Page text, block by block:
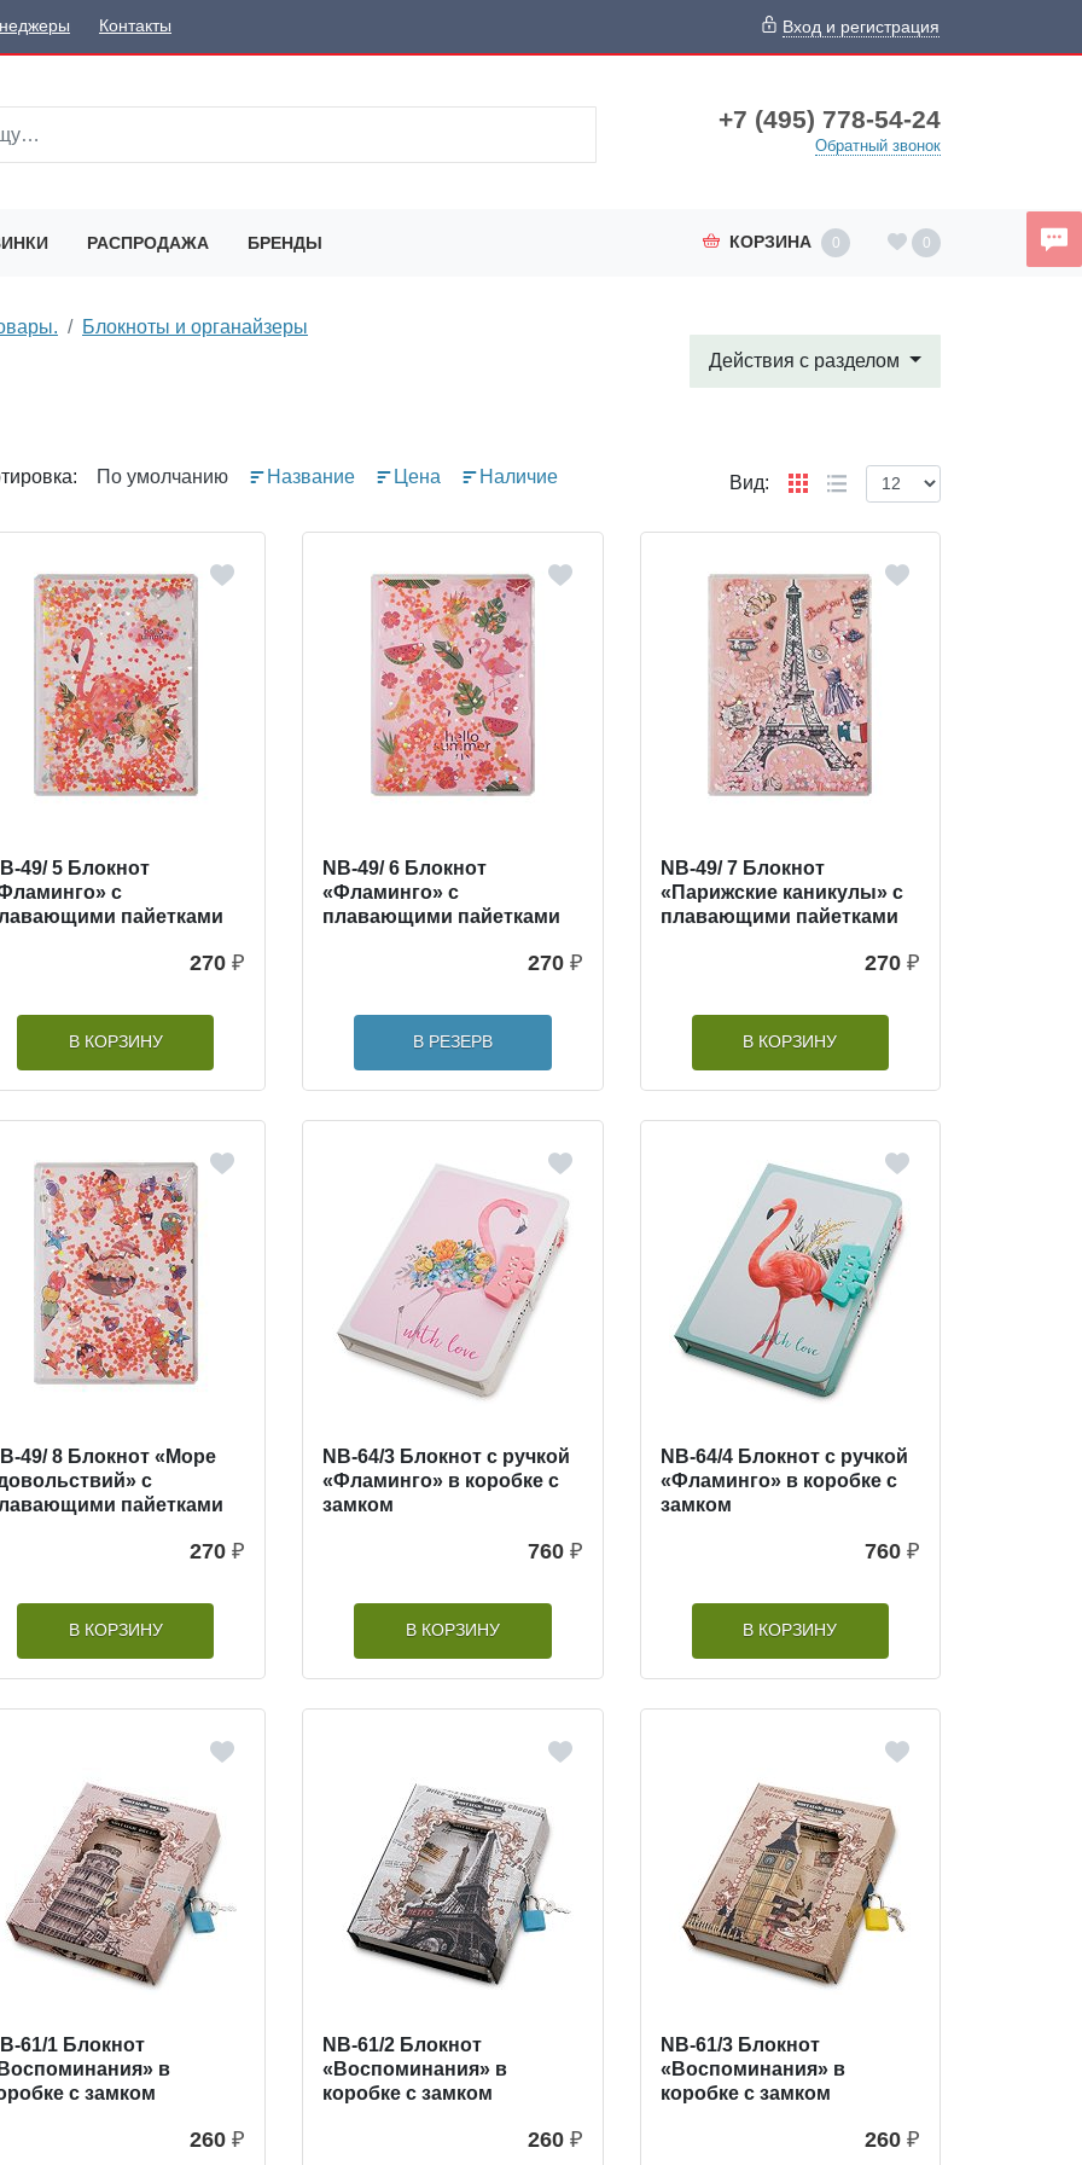
Контакты Вход и регистрация
+7 (495) 778-54-24
Обратный звонок
РАСПРОДАЖА БРЕНДЫ КОРЗИНА 0 0
Блокноты и органайзеры
Действия с разделом
По умолчанию Название Цена Наличие Вид:
49/ 5 Блокнот
с
пайетками
270 ₽
В КОРЗИНУ
NB-49/ 6 Блокнот
«Фламинго» с
плавающими пайетками
270 ₽
В РЕЗЕРВ
NB-49/ 7 Блокнот
«Парижские каникулы» с
плавающими пайетками
270 ₽
В КОРЗИНУ
49/ 8 Блокнот «Море
с
пайетками
270 ₽
В КОРЗИНУ
NB-64/3 Блокнот с ручкой
«Фламинго» в коробке с
замком
760 ₽
В КОРЗИНУ
NB-64/4 Блокнот с ручкой
«Фламинго» в коробке с
замком
760 ₽
В КОРЗИНУ
61/1 Блокнот
в
с замком
260 ₽
NB-61/2 Блокнот
«Воспоминания» в
коробке с замком
260 ₽
NB-61/3 Блокнот
«Воспоминания» в
коробке с замком
260 ₽